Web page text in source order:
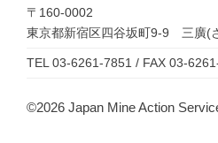
〒160-0002
東京都新宿区四谷坂町9-9 三廣(
TEL 03-6261-7851 / FAX 03-
©2026 Japan Mine Action